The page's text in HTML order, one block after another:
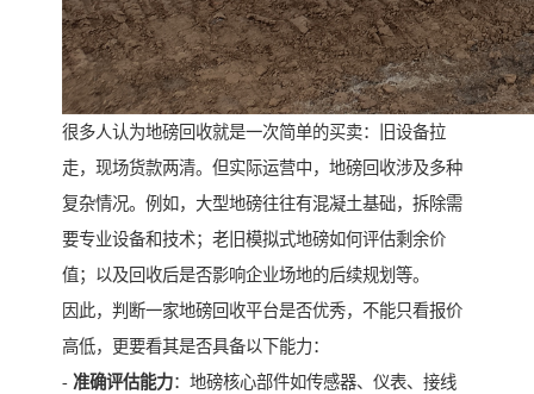
很多人认为地磅回收就是一次简单的买卖：旧设备拉
走，现场货款两清。但实际运营中，地磅回收涉及多种
复杂情况。例如，大型地磅往往有混凝土基础，拆除需
要专业设备和技术；老旧模拟式地磅如何评估剩余价
值；以及回收后是否影响企业场地的后续规划等。
因此，判断一家地磅回收平台是否优秀，不能只看报价
高低，更要看其是否具备以下能力：
- 准确评估能力：地磅核心部件如传感器、仪表、接线